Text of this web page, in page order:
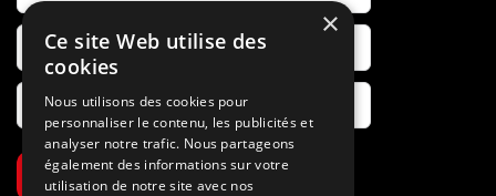
S’abonner
×
Ce site Web utilise des
cookies
Nous utilisons des cookies pour
personnaliser le contenu, les publicités et
analyser notre trafic. Nous partageons
également des informations sur votre
utilisation de notre site avec nos